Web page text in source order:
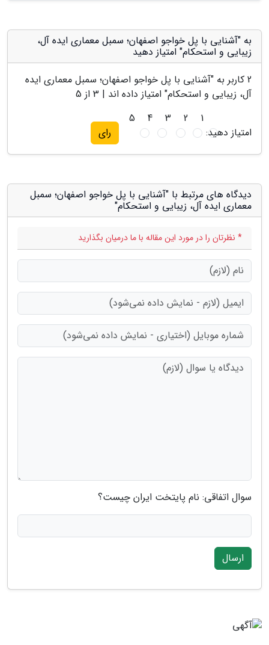
به "آشنایی با پل خواجو اصفهان؛ سمبل معماری ایده آل،
زیبایی و استحکام" امتیاز دهید
2 کاربر به "آشنایی با پل خواجو اصفهان؛ سمبل معماری ایده
آل، زیبایی و استحکام" امتیاز داده اند | 3 از 5
امتیاز دهید:
1
2
3
4
5
رای
دیدگاه های مرتبط با "آشنایی با پل خواجو اصفهان؛ سمبل
معماری ایده آل، زیبایی و استحکام"
* نظرتان را در مورد این مقاله با ما درمیان بگذارید
سوال اتفاقی: نام پایتخت ایران چیست؟
ارسال